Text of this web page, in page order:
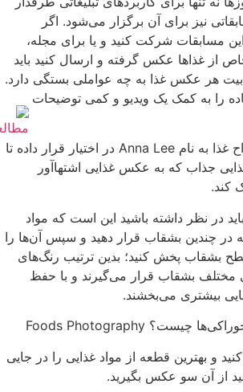
نیز برای آن برگزار می‌شود. اگر
مسابقات شرکت کنید و یا برای مجله،
از غذاها عکس گرفته و ارسال کنید باید
هر عکس غذا به چه عواملی بستگی دارد.
را به کمک یک ویدیو و کمی توضیحات
این ترفندها را یک طراح غذا به نام Anna Lee در اختیار قرار داده تا
جذاب که به عکس غذایی اشتهاآور
کند.
در نظر داشته باشید این است که مواد
در چندین بشقاب قرار دهید و سپس آن‌ها را
بشقاب پخش کنید؛ بدین ترتیب رنگ‌های
بشقاب قرار می‌گیرند و با حفظ
بیشتری می‌بخشند.
و بهترین قطعه از مواد غذایی را در جایی
از آن سو عکس بگیرید.